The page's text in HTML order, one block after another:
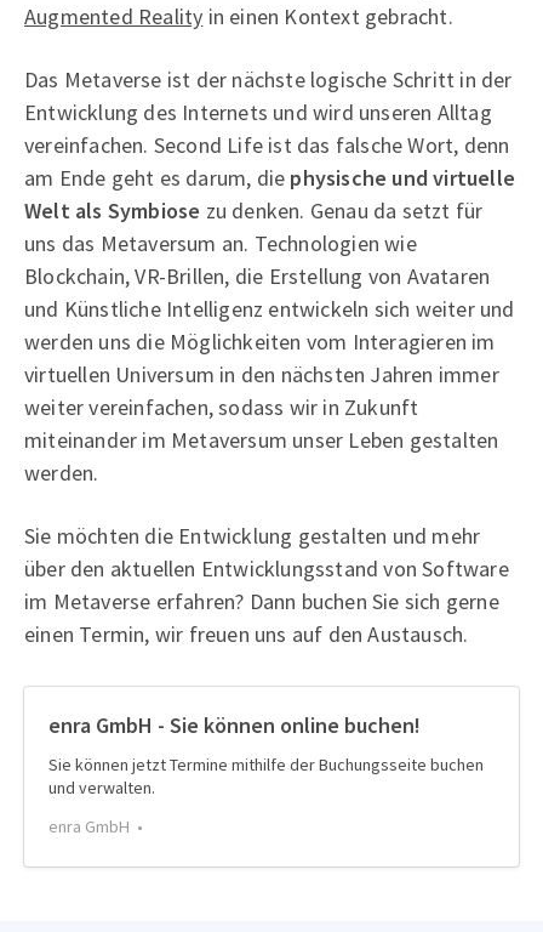
Augmented Reality in einen Kontext gebracht.
Das Metaverse ist der nächste logische Schritt in der
Entwicklung des Internets und wird unseren Alltag
vereinfachen. Second Life ist das falsche Wort, denn
am Ende geht es darum, die physische und virtuelle
Welt als Symbiose zu denken. Genau da setzt für
uns das Metaversum an. Technologien wie
Blockchain, VR-Brillen, die Erstellung von Avataren
und Künstliche Intelligenz entwickeln sich weiter und
werden uns die Möglichkeiten vom Interagieren im
virtuellen Universum in den nächsten Jahren immer
weiter vereinfachen, sodass wir in Zukunft
miteinander im Metaversum unser Leben gestalten
werden.
Sie möchten die Entwicklung gestalten und mehr
über den aktuellen Entwicklungsstand von Software
im Metaverse erfahren? Dann buchen Sie sich gerne
einen Termin, wir freuen uns auf den Austausch.
enra GmbH - Sie können online buchen!
Sie können jetzt Termine mithilfe der Buchungsseite buchen
und verwalten.
enra GmbH